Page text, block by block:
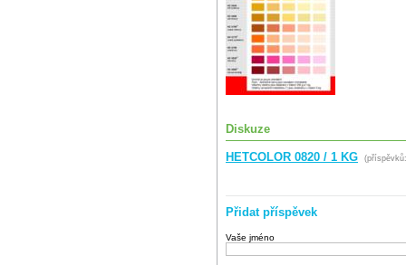
Diskuze
HETCOLOR 0820 / 1 KG
Přidat příspěvek
Vaše jméno